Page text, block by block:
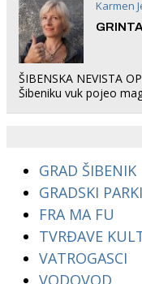
Karmen
ŠIBENSKA NEVISTA
Šibeniku vuk pojeo
GRAD ŠIBENIK
GRADSKI
FRA MA FU
TVRĐAVE
VATROGASCI
VODOVOD